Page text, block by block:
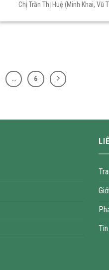
Chị Trần Thị Huệ (Minh Khai,
… 6